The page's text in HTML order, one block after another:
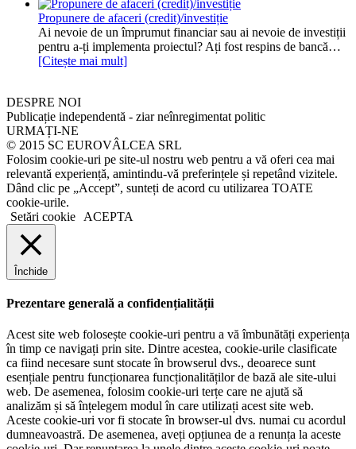
Propunere de afaceri (credit)/investiție
Ai nevoie de un împrumut financiar sau ai nevoie de investiții
pentru a-ți implementa proiectul? Ați fost respins de bancă…
[Citește mai mult]
DESPRE NOI
Publicație independentă - ziar neînregimentat politic
URMAȚI-NE
© 2015 SC EUROVÂLCEA SRL
Folosim cookie-uri pe site-ul nostru web pentru a vă oferi cea mai
relevantă experiență, amintindu-vă preferințele și repetând vizitele.
Dând clic pe „Accept”, sunteți de acord cu utilizarea TOATE
cookie-urile.
Setări cookie
ACEPTA
Închide
Prezentare generală a confidențialității
Acest site web folosește cookie-uri pentru a vă îmbunătăți experiența
în timp ce navigați prin site. Dintre acestea, cookie-urile clasificate
ca fiind necesare sunt stocate în browserul dvs., deoarece sunt
esențiale pentru funcționarea funcționalităților de bază ale site-ului
web. De asemenea, folosim cookie-uri terțe care ne ajută să
analizăm și să înțelegem modul în care utilizați acest site web.
Aceste cookie-uri vor fi stocate în browser-ul dvs. numai cu acordul
dumneavoastră. De asemenea, aveți opțiunea de a renunța la aceste